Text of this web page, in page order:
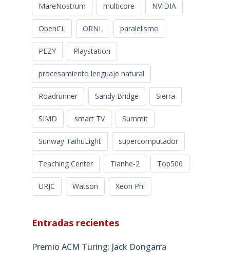
MareNostrum multicore NVIDIA
OpenCL ORNL paralelismo
PEZY Playstation
procesamiento lenguaje natural
Roadrunner Sandy Bridge Sierra
SIMD smart TV Summit
Sunway TaihuLight supercomputador
Teaching Center Tianhe-2 Top500
URJC Watson Xeon Phi
Entradas recientes
Premio ACM Turing: Jack Dongarra